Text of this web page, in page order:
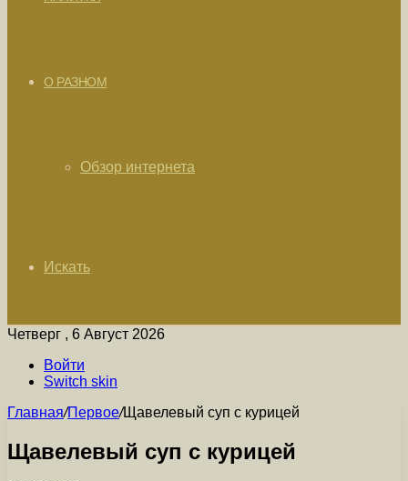
О РАЗНОМ
Обзор интернета
Искать
Четверг , 6 Август 2026
Войти
Switch skin
Главная/Первое/Щавелевый суп с курицей
Щавелевый суп с курицей